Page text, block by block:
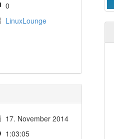
0
LinuxLounge
17. November 2014
1:03:05